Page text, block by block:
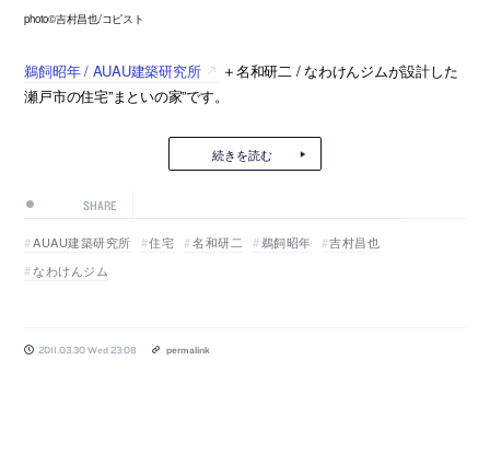
photo©吉村昌也/コピスト
鵜飼昭年 / AUAU建築研究所
＋名和研二 / なわけんジムが設計した
瀬戸市の住宅”まといの家”です。
続きを読む
SHARE
AUAU建築研究所 住宅 名和研二 鵜飼昭年
吉村昌也
なわけんジム
2011.03.30 Wed 23:08 permalink